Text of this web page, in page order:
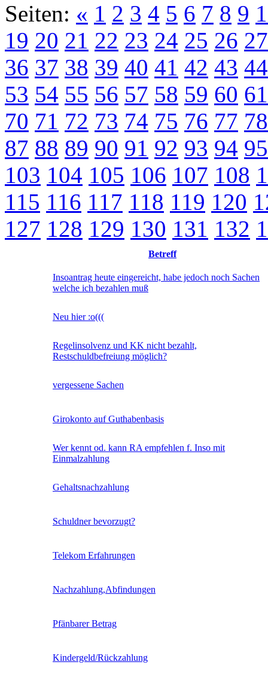
Seiten: « 1 2 3 4 5 6 7 8 9
19 20 21 22 23 24 25 26 27
36 37 38 39 40 41 42 43 44
53 54 55 56 57 58 59 60 61
70 71 72 73 74 75 76 77 78
87 88 89 90 91 92 93 94 95
103 104 105 106 107 108
115 116 117 118 119 120
127 128 129 130 131 132
Betreff
Insoantrag heute eingereicht, habe jedoch noch Sachen
welche ich bezahlen muß
Neu hier :o(((
Regelinsolvenz und KK nicht bezahlt,
Restschuldbefreiung möglich?
vergessene Sachen
Girokonto auf Guthabenbasis
Wer kennt od. kann RA empfehlen f. Inso mit
Einmalzahlung
Gehaltsnachzahlung
Schuldner bevorzugt?
Telekom Erfahrungen
Nachzahlung,Abfindungen
Pfänbarer Betrag
Kindergeld/Rückzahlung